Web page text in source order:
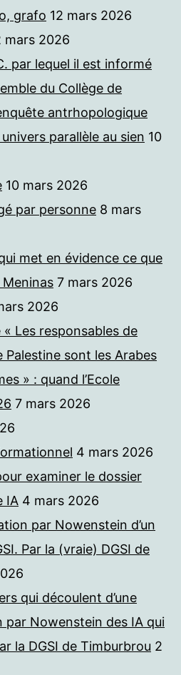
grafo 12 mars 2026
mars 2026
par lequel il est informé
du Collège de
antrhopologique
parallèle au sien 10
10 mars 2026
par personne 8 mars
met en évidence ce que
7 mars 2026
2026
Les responsables de
Palestine sont les Arabes
» : quand l’Ecole
7 mars 2026
4 mars 2026
examiner le dossier
IA 4 mars 2026
par Nowenstein d’un
Par la (vraie) DGSI de
qui découlent d’une
par Nowenstein des IA qui
la DGSI de Timburbrou 2